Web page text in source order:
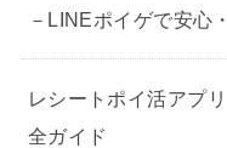
－LINEポイゲで安心
レシートポイ活アプ
全ガイド